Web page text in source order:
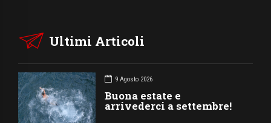
Ultimi Articoli
9 Agosto 2026
Buona estate e
arrivederci a settembre!